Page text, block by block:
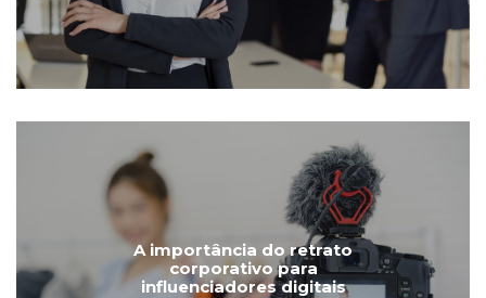
A importância do retrato
corporativo para
influenciadores digitais